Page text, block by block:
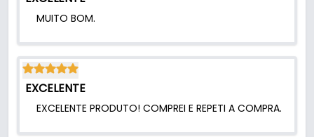
MUITO BOM.
EXCELENTE
EXCELENTE PRODUTO! COMPREI E REPETI A COMPRA.